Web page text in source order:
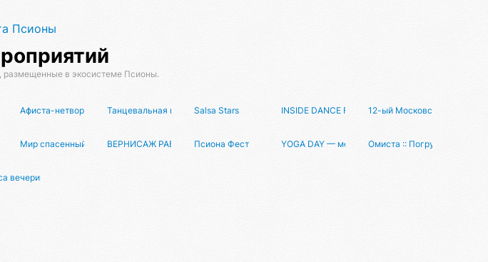
Псионы
размещенные в экосистеме Псионы.
Афиста-нетворкинг #1Танцевальная вечеринка на теплоходе Dance Ship trip
Salsa Stars INSIDE DANCE FESTIVAL12-ый Московский
★ PARTY ★
Мир спасенный ВЕРНИСАЖ РАБОТ ХУДОЖНИКОВ НА ТЕМУ «МИРНЫЙ АТОМ»
Псиона Фест YOGA DAY — международный день йоги в
Омиста :: Погружение
вечеринка Тансалта